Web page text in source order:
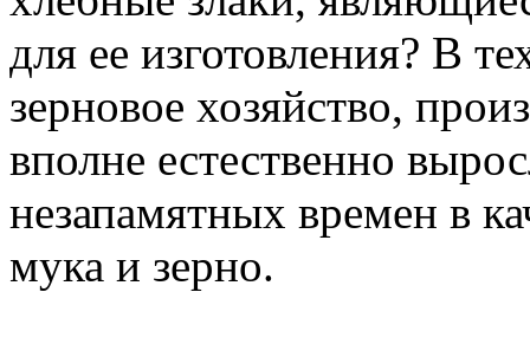
для ее изготовления? В
зерновое хозяйство,
вполне естественно
незапамятных времен в
мука и зерно.